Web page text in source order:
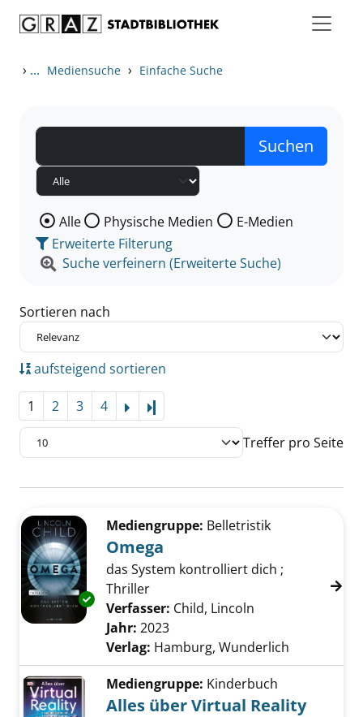
› ... Mediensuche › Einfache Suche
Wählen Sie die Medienart nach der Sie suchen wollen.
Alle Physische Medien
E-Medien
Erweiterte Filterung
Suche verfeinern (Erweiterte Suche)
Sortieren nach
aufsteigend sortieren
1 2 3 4
Treffer pro Seite
Zu den Suchfiltern springen
Exemplar-Details von Omega anzeigen
Mediengruppe: Belletristik
Omega
das System kontrolliert dich ;
Thriller
Verfasser: Child, Lincoln
Jahr: 2023
Verlag: Hamburg, Wunderlich
Mediengruppe: Kinderbuch
Alles über Virtual Reality